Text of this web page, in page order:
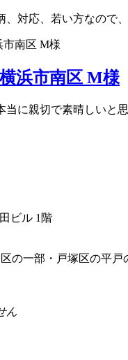
対応、若い方なので
浜市南区 M様
に親切で素晴しいと思
ビル 1階
の一部・戸塚区の平戸
ん